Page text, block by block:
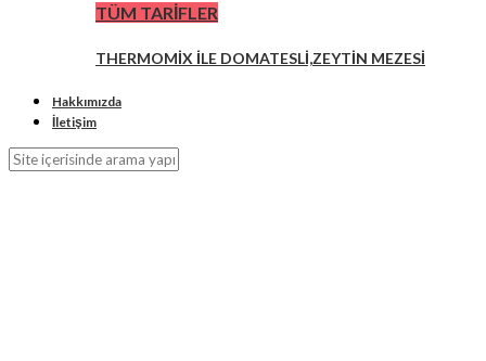
TÜM TARİFLER
THERMOMİX İLE DOMATESLİ,ZEYTİN MEZESİ
Hakkımızda
İletişim